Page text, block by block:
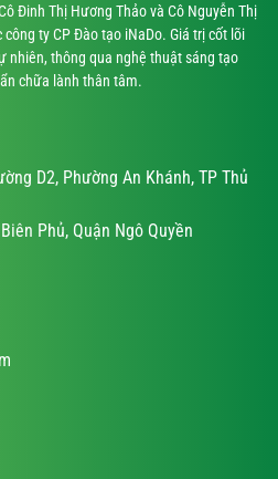
Đinh Thị Hương Thảo và Cô Nguyễn Thị
ty CP Đào tạo iNaDo. Giá trị cốt lõi
nhiên, thông qua nghệ thuật sáng tạo
chữa lành thân tâm.
D2, Phường An Khánh, TP Thủ
Phủ, Quận Ngô Quyền